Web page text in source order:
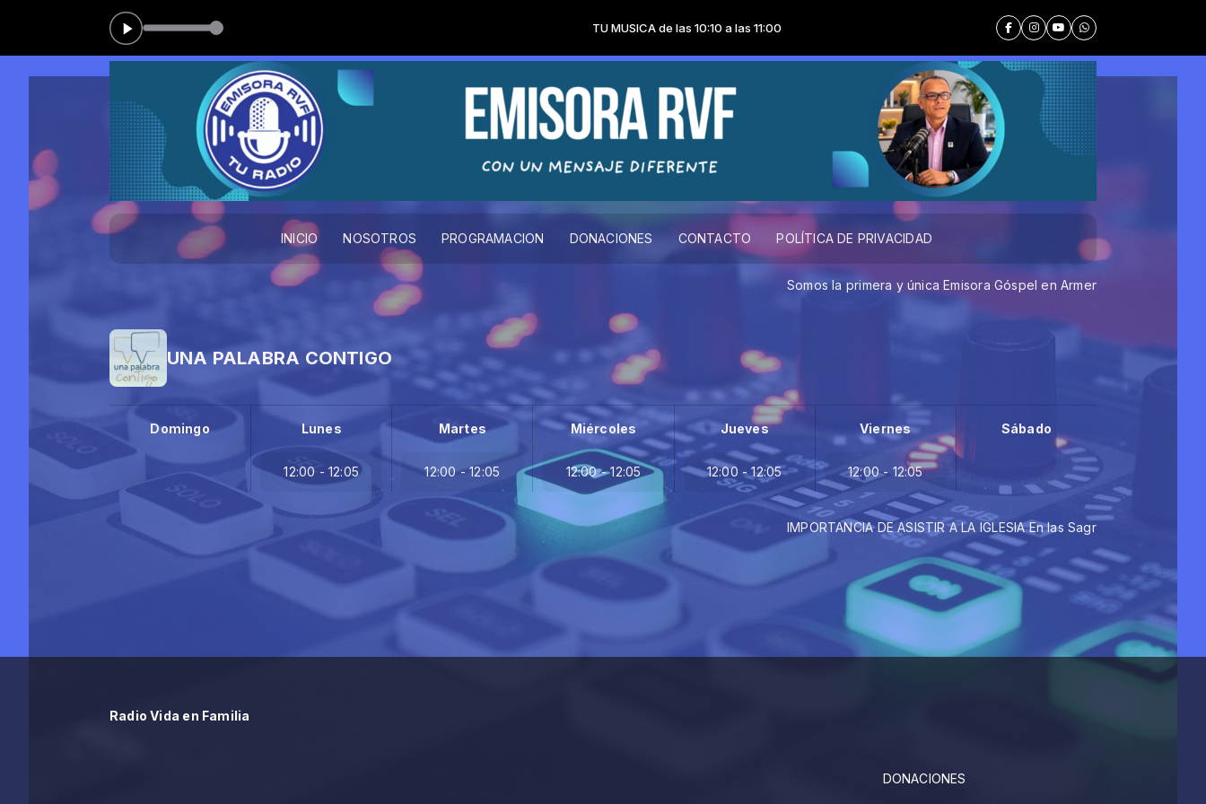
TU MUSICA de las 10:10 a las 11:00
INICIO NOSOTROS PROGRAMACION DONACIONES CONTACTO POLÍTICA DE PRIVACIDAD
Somos la primera y única Emisora Góspel en Armenia Quindío,
UNA PALABRA CONTIGO
Domingo Lunes
12:00 - 12:05
Martes
12:00 - 12:05
Miércoles
12:00 - 12:05
Jueves
12:00 - 12:05
Viernes
12:00 - 12:05
Sábado
IMPORTANCIA DE ASISTIR A LA IGLESIA En las Sagradas Escrituras
Radio Vida en Familia
DONACIONES